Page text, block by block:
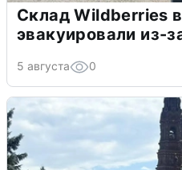
Склад Wildberries
эвакуировали из-
5 августа 0